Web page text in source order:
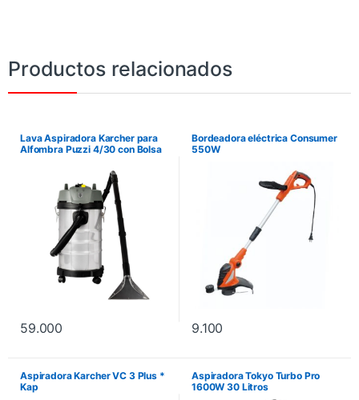
Productos relacionados
Lava Aspiradora Karcher para
Alfombra Puzzi 4/30 con Bolsa
59.000
Bordeadora eléctrica Consumer
550W
9.100
Aspiradora Karcher VC 3 Plus *
Kap
Aspiradora Tokyo Turbo Pro
1600W 30 Litros